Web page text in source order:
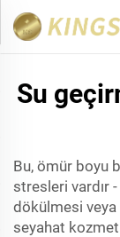
Su
Bu, ömür boyu
stresleri vardır
dökülmesi veya
seyahat